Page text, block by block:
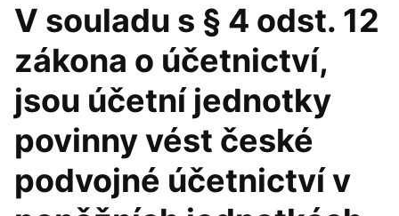
V souladu s § 4 odst. 12
zákona o účetnictví,
jsou účetní jednotky
povinny vést české
podvojné účetnictví v